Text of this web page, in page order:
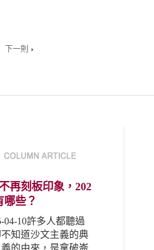
下一則
再刻板印象，202
哪些？
04-10許多人都聽過
知道沙文主義的典
的由來，是拿破崙